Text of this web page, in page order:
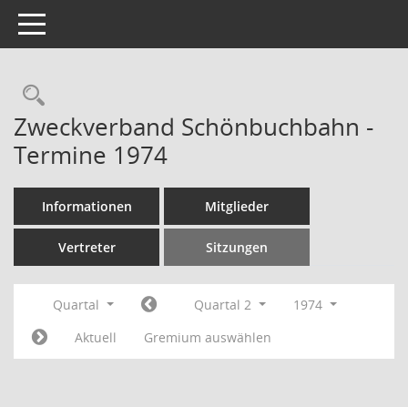
Toggle navigation
Rechercheauswahl
Zweckverband Schönbuchbahn -
Termine 1974
Informationen Mitglieder
Vertreter Sitzungen
Quartal Quartal 2
1974
Aktuell
Gremium auswählen